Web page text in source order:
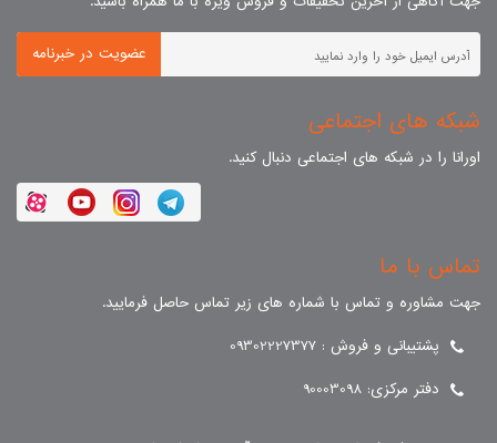
عضویت در خبرنامه
شبکه های اجتماعی
اورانا را در شبکه های اجتماعی دنبال کنید.
تماس با ما
جهت مشاوره و تماس با شماره های زیر تماس حاصل فرمایید.
پشتیبانی و فروش : 09302227377
دفتر مرکزی: 90003098